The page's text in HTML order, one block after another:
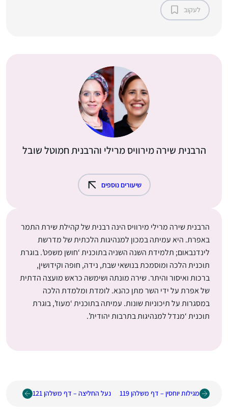
לעקוב
הרבנית שירה מירוויס מרילי והרבנית חמוטל שובל
שיעורים נוספים
הרבנית שירה מרילי מירוויס הינה רבנית של קהילת שירת התמר
באפרת. היא עמיתה במכון למנהיגות הלכתית של מדרשת
לינדנבאום; תלמידת השנה השניה בתוכנית ‘חושן משפט’. בוגרת
תוכנית הלכה ומוסמכת בנושאי שבת, נידה, חופה וקידושין,
ברכות ואיסור והיתר. שירה מונתה ושימשה כראש מועצה הדתית
של אפרת על ידי השר מתן כהנא. לומדת ומלמדת הלכה
במסגרות על תיכוניות שונות. עמיתה בתוכנית ‘מעוז’, בוגרת
תוכנית ‘מנדל למנהיגות בתרבות יהודית’.
מגילות יוחסין – דף משלהן 119 נעל החליצה – דף משלהן 121